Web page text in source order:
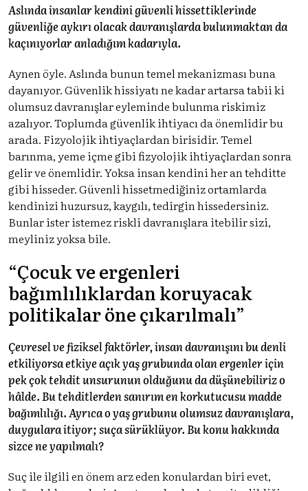
Aslında insanlar kendini güvenli hissettiklerinde
güvenliğe aykırı olacak davranışlarda bulunmaktan da
kaçınıyorlar anladığım kadarıyla.
Aynen öyle. Aslında bunun temel mekanizması buna
dayanıyor. Güvenlik hissiyatı ne kadar artarsa tabii ki
olumsuz davranışlar eyleminde bulunma riskimiz
azalıyor. Toplumda güvenlik ihtiyacı da önemlidir bu
arada. Fizyolojik ihtiyaçlardan birisidir. Temel
barınma, yeme içme gibi fizyolojik ihtiyaçlardan sonra
gelir ve önemlidir. Yoksa insan kendini her an tehditte
gibi hisseder. Güvenli hissetmediğiniz ortamlarda
kendinizi huzursuz, kaygılı, tedirgin hissedersiniz.
Bunlar ister istemez riskli davranışlara itebilir sizi,
meyliniz yoksa bile.
“Çocuk ve ergenleri
bağımlılıklardan koruyacak
politikalar öne çıkarılmalı”
Çevresel ve fiziksel faktörler, insan davranışını bu denli
etkiliyorsa etkiye açık yaş grubunda olan ergenler için
pek çok tehdit unsurunun olduğunu da düşünebiliriz o
hâlde. Bu tehditlerden sanırım en korkutucusu madde
bağımlılığı. Ayrıca o yaş grubunu olumsuz davranışlara,
duygulara itiyor; suça sürüklüyor. Bu konu hakkında
sizce ne yapılmalı?
Suç ile ilgili en önem arz eden konulardan biri evet,